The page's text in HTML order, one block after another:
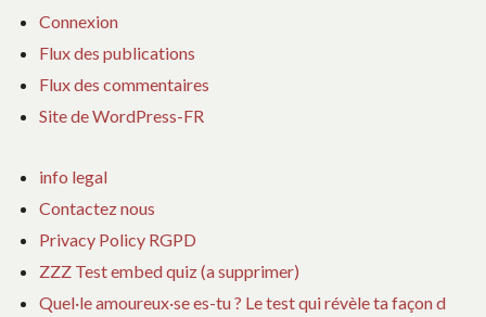
Connexion
Flux des publications
Flux des commentaires
Site de WordPress-FR
info legal
Contactez nous
Privacy Policy RGPD
ZZZ Test embed quiz (a supprimer)
Quel·le amoureux·se es-tu ? Le test qui révèle ta façon d